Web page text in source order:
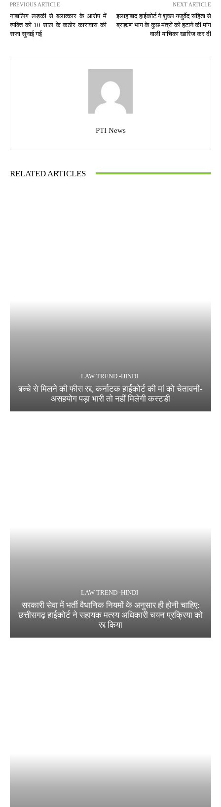
PREVIOUS ARTICLE
नाबालिग लड़की से बलात्कार के आरोप में
व्यक्ति को 10 साल के कठोर कारावास की
सजा सुनाई गई
NEXT ARTICLE
इलाहाबाद हाईकोर्ट ने शुक्ल यजुर्वेद संहिता से
ब्राह्मण भाग के कुछ मंत्रों को हटाने की मांग
वाली याचिका खारिज कर दी
PTI News
RELATED ARTICLES
LAW TREND -HINDI
बच्चे से मिलने की फीस रद्द, कर्नाटक हाईकोर्ट की मां को चेतावनी-
असहयोग पड़ा भारी तो नहीं मिलेगी कस्टडी
LAW TREND -HINDI
सरकारी सेवा में भर्ती वैधानिक नियमों के अनुसार ही होनी चाहिए:
छत्तीसगढ़ हाईकोर्ट ने सहायक मत्स्य अधिकारी चयन प्रक्रिया को
रद्द किया